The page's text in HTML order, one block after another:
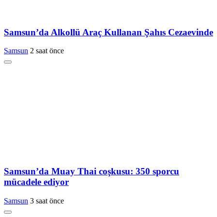
Samsun’da Alkollü Araç Kullanan Şahıs Cezaevinde
Samsun 2 saat önce
Samsun’da Muay Thai coşkusu: 350 sporcu
mücadele ediyor
Samsun 3 saat önce